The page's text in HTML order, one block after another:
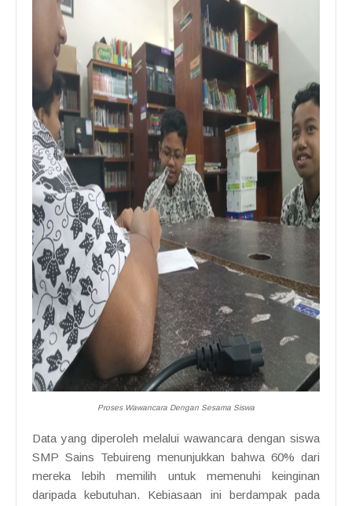
Proses Wawancara Dengan Sesama Siswa
Data yang diperoleh melalui wawancara dengan siswa
SMP Sains Tebuireng menunjukkan bahwa 60% dari
mereka lebih memilih untuk memenuhi keinginan
daripada kebutuhan. Kebiasaan ini berdampak pada